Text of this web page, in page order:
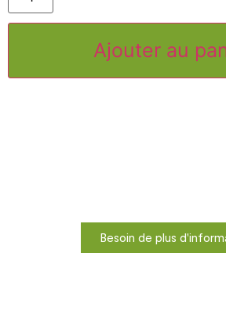
Ajouter au
Besoin de plus